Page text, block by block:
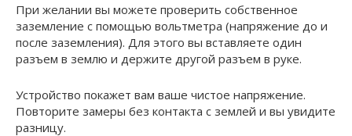
При желании вы можете проверить собственное
заземление с помощью вольтметра (напряжение до и
после заземления). Для этого вы вставляете один
разъем в землю и держите другой разъем в руке.
Устройство покажет вам ваше чистое напряжение.
Повторите замеры без контакта с землей и вы увидите
разницу.